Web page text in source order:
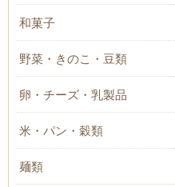
和菓子
野菜・きのこ・豆類
卵・チーズ・乳製品
米・パン・穀類
麺類